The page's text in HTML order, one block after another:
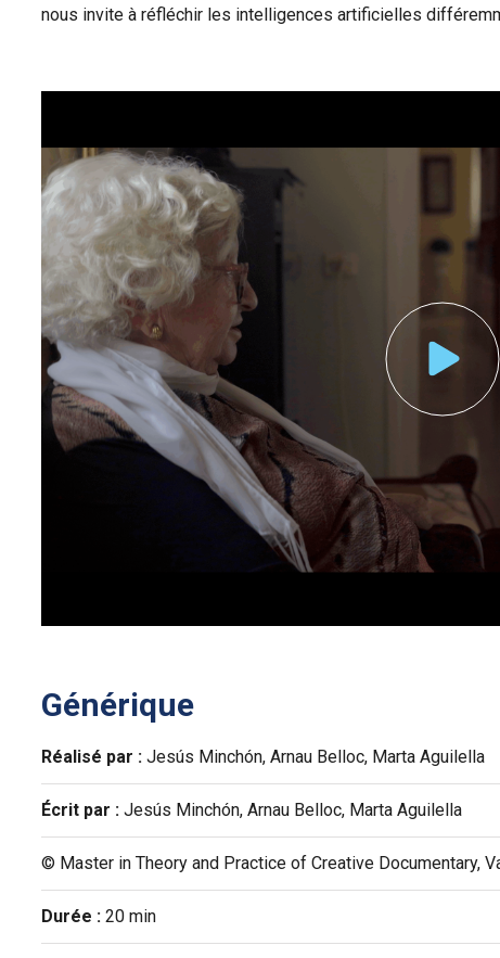
nous invite à réfléchir les intelligences artificielles
Générique
Réalisé par : Jesús Minchón, Arnau Belloc, Marta Aguilella
Écrit par : Jesús Minchón, Arnau Belloc, Marta Aguilella
© Master in Theory and Practice of Creative Documentary,
Durée : 20 min